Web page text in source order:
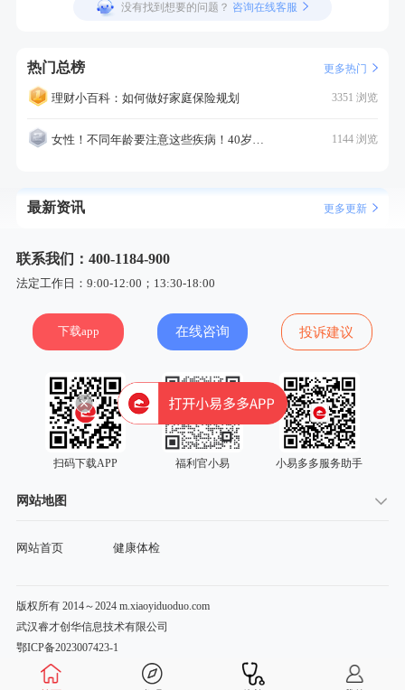
没有找到想要的问题？ 咨询在线客服
热门总榜 更多热门
理财小百科：如何做好家庭保险规划 3351 浏览
女性！不同年龄要注意这些疾病！40岁的这个疾病最需要注意！ 1144 浏览
最新资讯 更多更新
联系我们：400-1184-900
法定工作日：9:00-12:00；13:30-18:00
下载app 在线咨询 投诉建议
扫码下载APP 福利官小易 小易多多服务助手
网站地图
网站首页 健康体检
版权所有 2014～2024 m.xiaoyiduoduo.com
武汉睿才创华信息技术有限公司
鄂ICP备2023007423-1